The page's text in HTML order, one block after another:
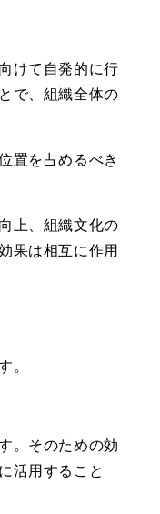
けて自発的に行
で、組織全体の
置を占めるべき
上、組織文化の
果は相互に作用
。
。そのための効
活用すること